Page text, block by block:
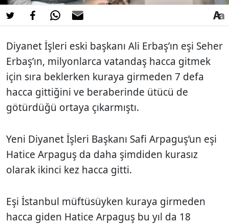
Diyanet İşleri eski başkanı Ali Erbaş’ın eşi Seher
Erbaş’ın, milyonlarca vatandaş hacca gitmek
için sıra beklerken kuraya girmeden 7 defa
hacca gittiğini ve beraberinde ütücü de
götürdüğü ortaya çıkarmıştı.
Yeni Diyanet İşleri Başkanı Safi Arpaguş’un eşi
Hatice Arpaguş da daha şimdiden kurasız
olarak ikinci kez hacca gitti.
Eşi İstanbul müftüsüyken kuraya girmeden
hacca giden Hatice Arpaguş bu yıl da 18